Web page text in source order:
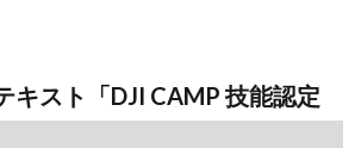
キスト「DJI CAMP 技能認定